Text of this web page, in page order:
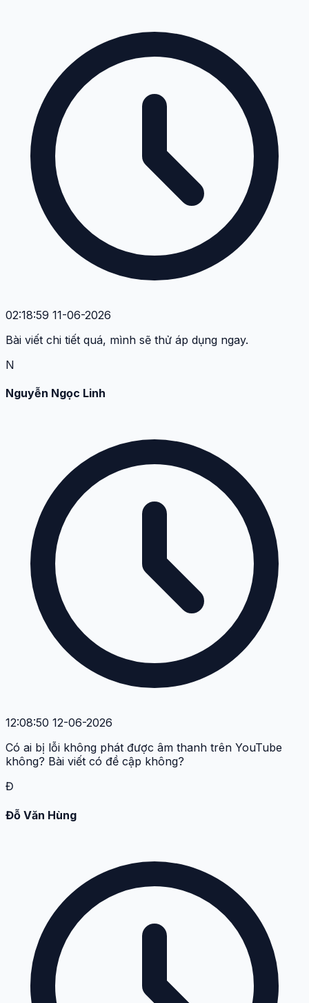
02:18:59 11-06-2026
Bài viết chi tiết quá, mình sẽ thử áp dụng ngay.
N
Nguyễn Ngọc Linh
12:08:50 12-06-2026
Có ai bị lỗi không phát được âm thanh trên YouTube
không? Bài viết có đề cập không?
Đ
Đỗ Văn Hùng